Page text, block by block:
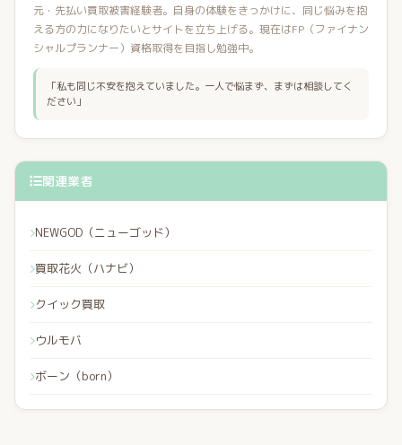
元・先払い買取被害経験者。自身の体験をきっかけに、同じ悩みを抱
える方の力になりたいとサイトを立ち上げる。現在はFP（ファイナン
シャルプランナー）資格取得を目指し勉強中。
「私も同じ不安を抱えていました。一人で悩まず、まずは相談してく
ださい」
関連業者
NEWGOD（ニューゴッド）
買取花火（ハナビ）
クイック買取
ウルモバ
ボーン（born）